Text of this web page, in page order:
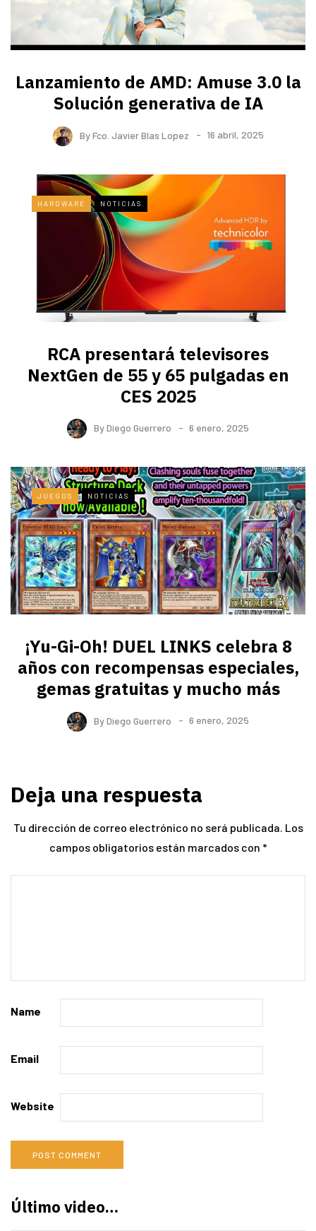
Lanzamiento de AMD: Amuse 3.0 la
Solución generativa de IA
ByFco. Javier Blas Lopez 16 abril, 2025
HARDWARE NOTICIAS
RCA presentará televisores
NextGen de 55 y 65 pulgadas en
CES 2025
ByDiego Guerrero 6 enero, 2025
JUEGOS NOTICIAS
¡Yu-Gi-Oh! DUEL LINKS celebra 8
años con recompensas especiales,
gemas gratuitas y mucho más
ByDiego Guerrero 6 enero, 2025
Deja una respuesta
Tu dirección de correo electrónico no será publicada. Los
campos obligatorios están marcados con *
Name
Email
Website
Último video…